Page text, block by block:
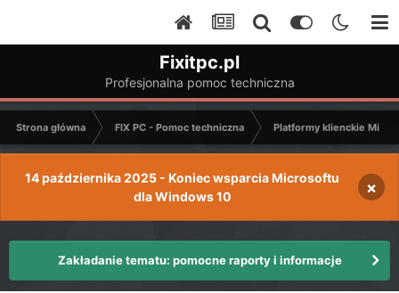
Fixitpc.pl
Profesjonalna pomoc techniczna
Strona główna FIX PC - Pomoc techniczna Platformy klienckie
14 października 2025 - Koniec wsparcia Microsoftu
dla Windows 10
×
Zakładanie tematu: pomocne raporty i informacje